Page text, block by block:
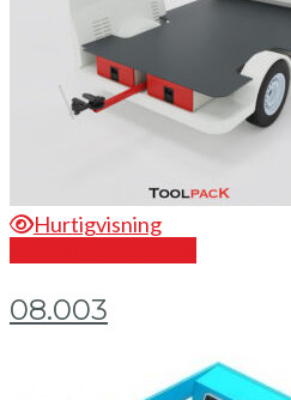
Hurtigvisning
08.003